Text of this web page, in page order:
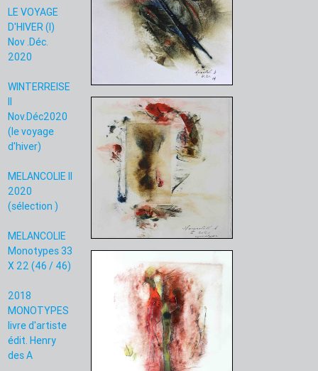
LE VOYAGE
D'HIVER (I)
Nov .Déc.
2020
WINTERREISE
II
Nov.Déc2020
(le voyage
d'hiver)
MELANCOLIE II
2020
(sélection )
MELANCOLIE
Monotypes 33
X 22 (46 / 46)
2018
MONOTYPES
livre d'artiste
édit. Henry
des A